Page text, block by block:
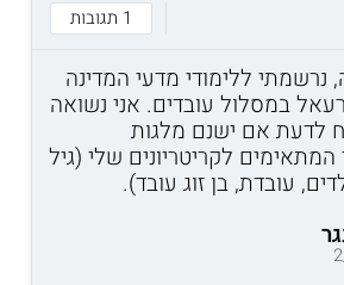
1 תגובות
ללימודי מדעי המדינה
במסלול עובדים. אני נשואה
לדעת אם ישנם מלגות
המתאימים לקריטריונים שלי (גיל